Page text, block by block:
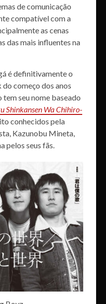
de comunicação
compatível com a
as cenas
das mais influentes na
é definitivamente o
começo dos anos
seu nome baseado
Shinkansen Wa Chihiro-
conhecidos pela
Kazunobu Mineta,
pelos seus fãs.